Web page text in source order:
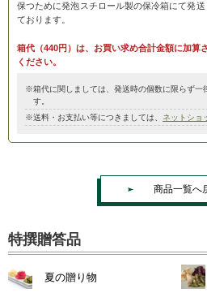
保つために発泡スチロール製の保冷箱にて発送
ております。
箱代（440円）は、お買い求め合計金額に加算
ください。
※箱代に関しましては、発送時の個数に限らず一
す。
※送料・お支払い等につきましては、 ネットショ
商品一覧へ
特撰贈答品
夏の贈り物